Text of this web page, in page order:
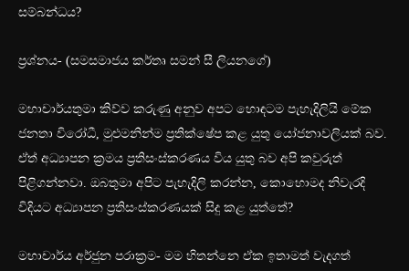
සම්බන්ධය?
ප්‍රශ්නය- (සමසමාජය කර්තෘ සමන් සී ලියනගේ)
මහාචාර්යතුමා කිව්ව කරුණු අනුව අපට හොඳටම පැහැදිලියි මේක
ජනතා විරෝධී, මුළුමනින්ම ප්‍රතික්ෂේප කළ යුතු යෝජනාවලියක් බව.
ඒත් අධ්‍යාපන ක්‍රමය ප්‍රතිසංස්කරණය විය යුතු බව අපි කවුරුත්
පිළිගන්නවා. ඔබතුමා අපිට පැහැදිලි කරන්න, කොහොමද නිවැරදි
විදියට අධ්‍යාපන ප්‍රතිසංස්කරණයක් සිදු කළ යුත්තේ?
මහාචාර්ය අර්ජුන පරාක්‍රම- මම හිතන්නෙ ඒක ඉතාමත් වැදගත්